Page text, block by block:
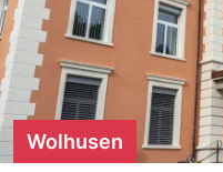
Wolhusen